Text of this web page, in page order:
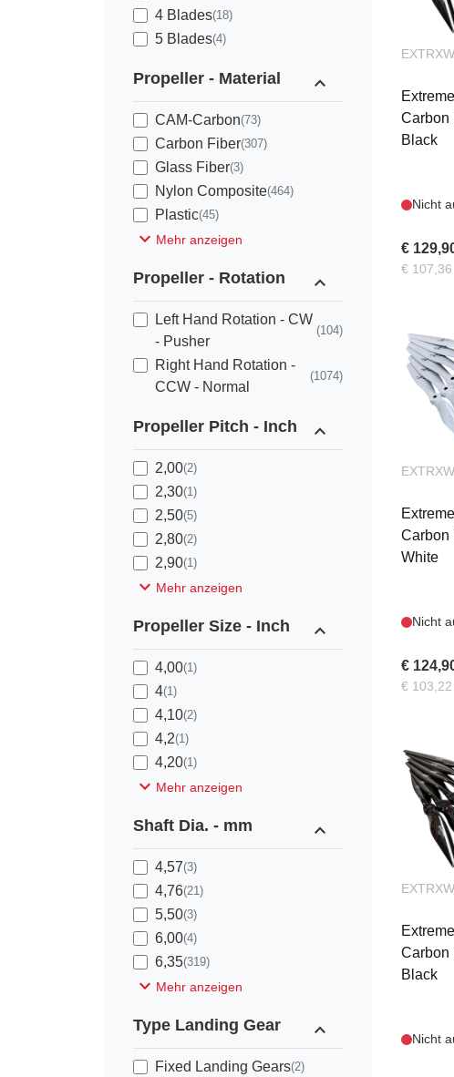
4 Blades(18)
5 Blades(4)
Propeller - Material expand_less
CAM-Carbon(73)
Carbon Fiber(307)
Glass Fiber(3)
Nylon Composite(464)
Plastic(45)
expand_more Mehr anzeigen
Propeller - Rotation expand_less
Left Hand Rotation - CW
- Pusher
(104)
Right Hand Rotation -
CCW - Normal
(1074)
Propeller Pitch - Inch expand_less
2,00(2)
2,30(1)
2,50(5)
2,80(2)
2,90(1)
expand_more Mehr anzeigen
Propeller Size - Inch expand_less
4,00(1)
4(1)
4,10(2)
4,2(1)
4,20(1)
expand_more Mehr anzeigen
Shaft Dia. - mm expand_less
4,57(3)
4,76(21)
5,50(3)
6,00(4)
6,35(319)
expand_more Mehr anzeigen
Type Landing Gear expand_less
Fixed Landing Gears(2)
Carbon
Black
Nicht
€
€ 107,36
Carbon
White
Nicht
€
€ 103,22
Carbon
Black
Nicht